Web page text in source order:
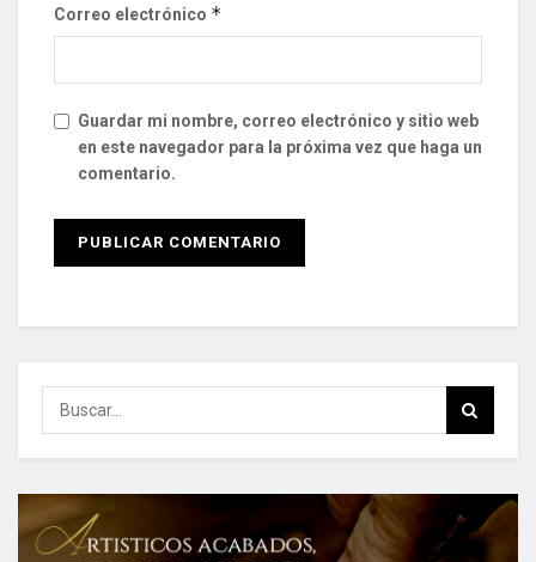
Correo electrónico *
Guardar mi nombre, correo electrónico y sitio web
en este navegador para la próxima vez que haga un
comentario.